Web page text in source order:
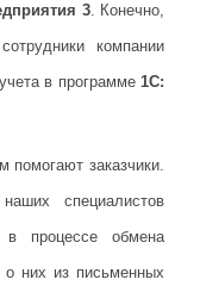
3. Конечно,
компании
в программе 1С:
помогают заказчики.
специалистов
в процессе обмена
них из письменных